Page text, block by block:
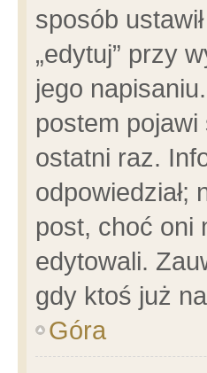
sposób
„edytuj” przy
jego
postem pojawi
ostatni raz.
odpowiedział;
post, choć oni
edytowali.
gdy ktoś już
Góra